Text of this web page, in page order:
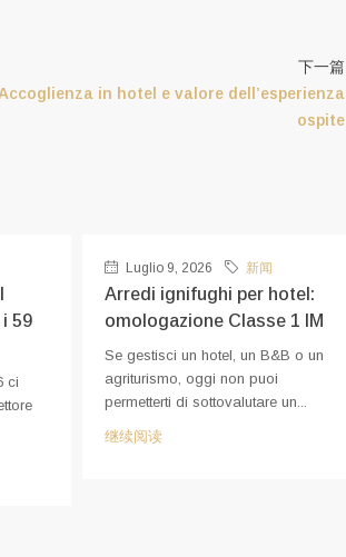
下一篇
in hotel e valore dell’esperienza
ospite
59
ci
Luglio 9, 2026 新闻
Arredi ignifughi per hotel:
omologazione Classe 1 IM
Se gestisci un hotel, un B&B o un
agriturismo, oggi non puoi
permetterti di sottovalutare un...
继续阅读